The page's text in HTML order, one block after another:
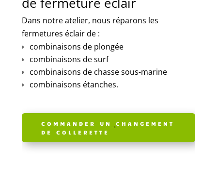
difficiles :
sable
traction lors de l’enfilage
compression du néoprène.
Avec le temps, ces contraintes peuvent
Lorsque la fermeture commence à forcer ou à
se désolidariser, il est conseillé d’intervenir
rapidement pour éviter que le problème
Dans notre atelier, nous réparons les
fermetures éclair de :
combinaisons de plongée
combinaisons de surf
combinaisons de chasse sous-marine
combinaisons étanches.
COMMANDER UN CHANGEMENT
DE COLLERETTE